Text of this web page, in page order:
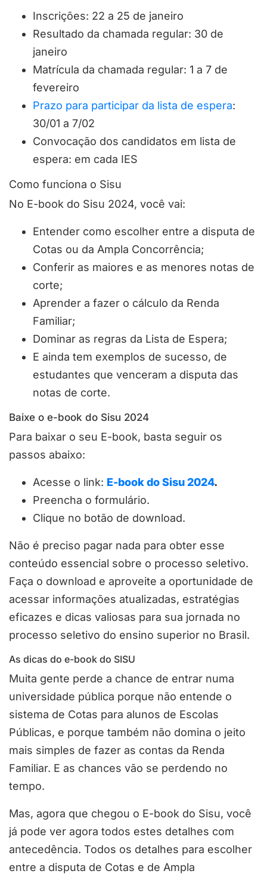
Inscrições: 22 a 25 de janeiro
Resultado da chamada regular: 30 de
janeiro
Matrícula da chamada regular: 1 a 7 de
fevereiro
Prazo para participar da lista de espera:
30/01 a 7/02
Convocação dos candidatos em lista de
espera: em cada IES
Como funciona o Sisu
No E-book do Sisu 2024, você vai:
Entender como escolher entre a disputa de
Cotas ou da Ampla Concorrência;
Conferir as maiores e as menores notas de
corte;
Aprender a fazer o cálculo da Renda
Familiar;
Dominar as regras da Lista de Espera;
E ainda tem exemplos de sucesso, de
estudantes que venceram a disputa das
notas de corte.
Baixe o e-book do Sisu 2024
Para baixar o seu E-book, basta seguir os
passos abaixo:
Acesse o link: E-book do Sisu 2024.
Preencha o formulário.
Clique no botão de download.
Não é preciso pagar nada para obter esse
conteúdo essencial sobre o processo seletivo.
Faça o download e aproveite a oportunidade de
acessar informações atualizadas, estratégias
eficazes e dicas valiosas para sua jornada no
processo seletivo do ensino superior no Brasil.
As dicas do e-book do SISU
Muita gente perde a chance de entrar numa
universidade pública porque não entende o
sistema de Cotas para alunos de Escolas
Públicas, e porque também não domina o jeito
mais simples de fazer as contas da Renda
Familiar. E as chances vão se perdendo no
tempo.
Mas, agora que chegou o E-book do Sisu, você
já pode ver agora todos estes detalhes com
antecedência. Todos os detalhes para escolher
entre a disputa de Cotas e de Ampla